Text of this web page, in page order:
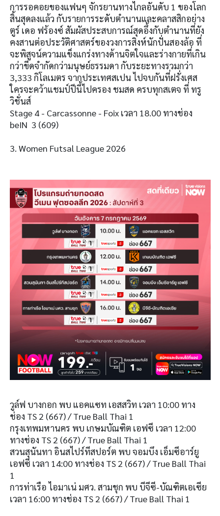
การรอคอยของแฟนๆ จักรยานทางไกลอันดับ 1 ของโลก
สิ้นสุดลงแล้ว กับรายการระดับตำนานและคลาสสิกอย่าง
ตูร์ เดอ ฟร้องซ์ สัมผัสประสบการณ์สุดอึ้งกับตำนานที่ยัง
คงสานต่อประวัติศาสตร์ของวงการสิงห์นักปั่นสองล้อ ที่
จะพิสูจน์ความแข็งแกร่งทางด้านจิตใจและร่างกายที่เกิน
กว่าขีดจำกัดกว่ามนุษย์ธรรมดา กับระยะทางรวมกว่า
3,333 กิโลเมตร จากประเทศสเปน ไปจบกันที่ฝรั่งเศส
ใครจะคว้าแชมป์ปีนี้ไปครอง ชมสด ครบทุกสเตจ ที่ ทรู
วิชั่นส์
Stage 4 - Carcassonne - Foix เวลา 18.00 ทางช่อง
beIN 3 (609)
3. Women Futsal League 2026
วูล์ฟ บางกอก พบ แอคแซท เอสสวิท เวลา 10:00 ทาง
ช่อง TS 2 (667) / True Ball Thai 1
กรุงเทพมหานคร พบ เกษมบัณฑิต เอฟซี เวลา 12:00
ทางช่อง TS 2 (667) / True Ball Thai 1
สวนสุนันทา อินสไปร์ทีสปอร์ต พบ จอมบึง เอ็มซีอาร์ยู
เอฟซี เวลา 14:00 ทางช่อง TS 2 (667) / True Ball Thai
1
การท่าเรือ ไอมาเน่ มศว. สามชุก พบ บีจีซี-บัณฑิตเอเซีย
เวลา 16:00 ทางช่อง TS 2 (667) / True Ball Thai 1